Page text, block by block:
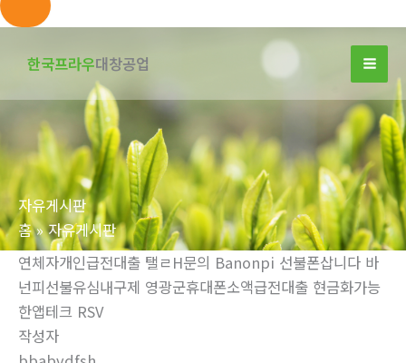
너
뛰
기
한국프라우대창공업
자유게시판
홈
자유게시판
연체자개인급전대출 탤ㄹH문의 Banonpi 선불폰삽니다 바
넌피선불유심내구제 영광군휴대폰소액급전대출 현금화가능
한앱테크 RSV
작성자